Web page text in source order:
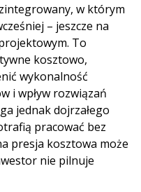
w którym
– jeszcze na
To
kosztowo,
wykonalność
i wpływ rozwiązań
jednak dojrzałego
pracować bez
presja kosztowa może
nie pilnuje